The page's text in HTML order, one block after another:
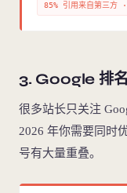
85% 引用来自第三
3. Google 排
很多站长只关注
2026 年你需要同时
号有大量重叠。